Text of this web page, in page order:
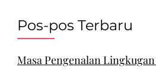
Pos-pos Terbaru
Masa Pengenalan